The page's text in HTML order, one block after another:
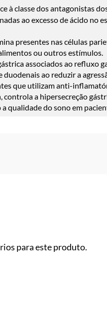
à classe dos antagonistas
ao excesso de ácido no
presentes nas células
ou outros estímulos.
associados ao refluxo
ao reduzir a
que utilizam anti-
a hipersecreção
qualidade do sono em
para este produto.